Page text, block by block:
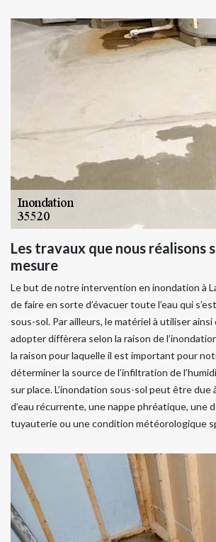
Les travaux que nous réalisons
mesure
Le but de notre intervention en inondation à
de faire en sorte d’évacuer toute l’eau qui
sous-sol. Par ailleurs, le matériel à utiliser
adopter diffèrera selon la raison de
la raison pour laquelle il est important pour
déterminer la source de l’infiltration de
sur place. L’inondation sous-sol peut être
d’eau récurrente, une nappe phréatique, une
tuyauterie ou une condition météorologique